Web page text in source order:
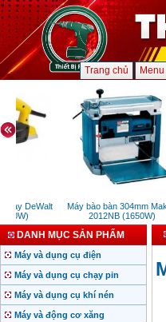
Trang chủ Menu
tay DeWalt
Máy bào bàn 304mm
2012NB (1650W)
DANH MỤC SẢN PHẨM
Máy và dụng cụ điện
Máy và dụng cụ chạy pin
Máy và dụng cụ khí nén
Máy và động cơ xăng